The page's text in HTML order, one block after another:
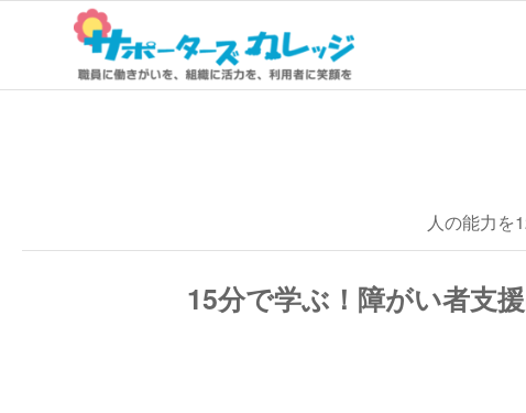
人の能力を
15分で学ぶ！障がい者支